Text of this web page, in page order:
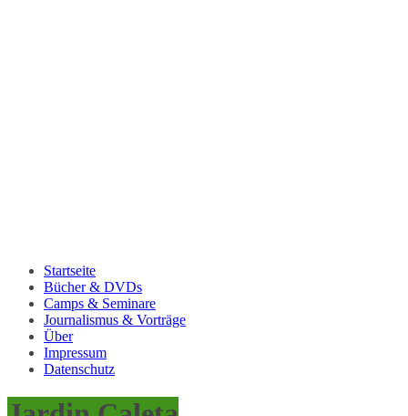
Startseite
Bücher & DVDs
Camps & Seminare
Journalismus & Vorträge
Über
Impressum
Datenschutz